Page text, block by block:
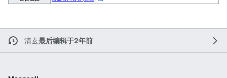
清玄最后编辑于2年前